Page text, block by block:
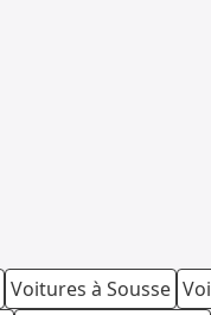
Voitures à Sousse